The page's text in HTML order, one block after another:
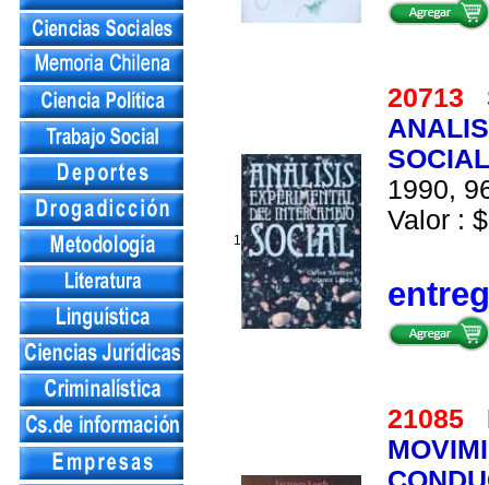
1
20713
SOCIAL
1990,
Valor :
21085